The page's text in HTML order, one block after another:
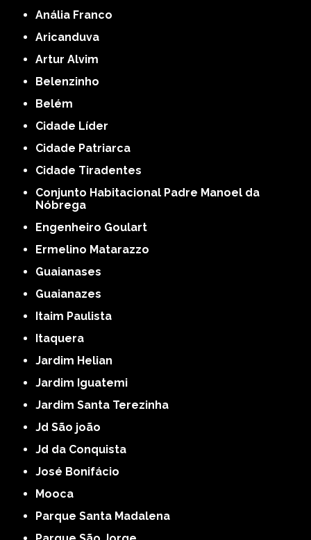
Anália Franco
Aricanduva
Artur Alvim
Belenzinho
Belém
Cidade Líder
Cidade Patriarca
Cidade Tiradentes
Conjunto Habitacional Padre Manoel da
Nóbrega
Engenheiro Goulart
Ermelino Matarazzo
Guaianases
Guaianazes
Itaim Paulista
Itaquera
Jardim Helian
Jardim Iguatemi
Jardim Santa Terezinha
Jd São joão
Jd da Conquista
José Bonifácio
Mooca
Parque Santa Madalena